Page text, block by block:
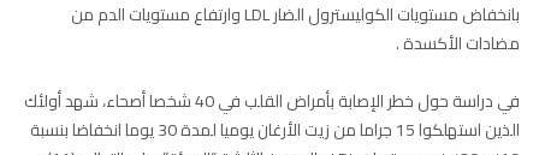
بانخفاض مستويات الكوليسترول الضار LDL وارتفاع مستويات الدم من
مضادات الأكسدة .
في دراسة حول خطر الإصابة بأمراض القلب في 40 شخصا أصحاء، شهد أولئك
الذين استهلكوا 15 جراما من زيت الأرغان يوميا لمدة 30 يوما انخفاضا بنسبة